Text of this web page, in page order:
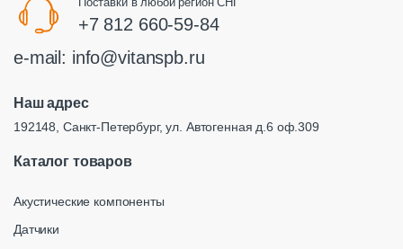
+7 812 660-59-84
e-mail: info@vitanspb.ru
Наш адрес
192148, Санкт-Петербург, ул. Автогенная д.6 оф.309
Каталог товаров
Акустические компоненты
Датчики